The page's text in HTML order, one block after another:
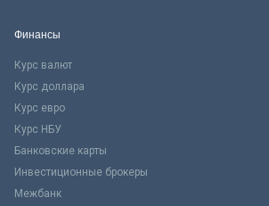
Финансы
Курс валют
Курс доллара
Курс евро
Курс НБУ
Банковские карты
Инвестиционные брокеры
Межбанк